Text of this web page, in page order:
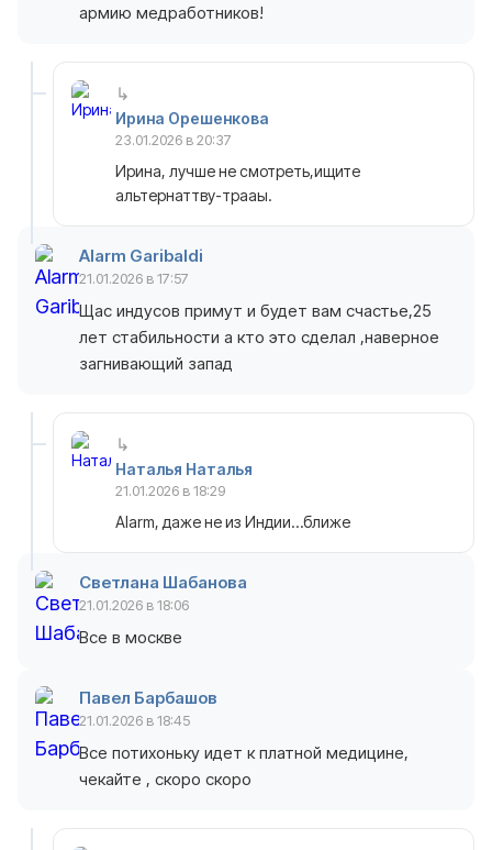
армию медработников!
Ирина Орешенкова
23.01.2026 в 20:37
Ирина, лучше не смотреть,ищите
альтернаттву-трааы.
Alarm Garibaldi
21.01.2026 в 17:57
Щас индусов примут и будет вам счастье,25
лет стабильности а кто это сделал ,наверное
загнивающий запад
Наталья Наталья
21.01.2026 в 18:29
Alarm, даже не из Индии…ближе
Светлана Шабанова
21.01.2026 в 18:06
Все в москве
Павел Барбашов
21.01.2026 в 18:45
Все потихоньку идет к платной медицине,
чекайте , скоро скоро